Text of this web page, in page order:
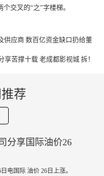
交叉的“之”字楼梯。
供应商 数百亿资金缺口扔给董
享苦撑十载 老成都影视城 拆！
荐
分享国际油价26
电国际 油价 26日上涨。